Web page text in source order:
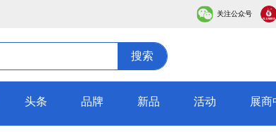
关注公众号
搜索
头条 品牌 新品 活动 展商